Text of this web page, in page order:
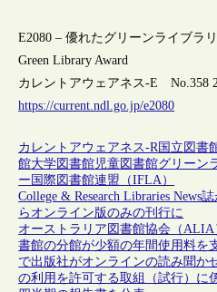
E2080 – 優れたグリーンライブラ
Green Library Award
カレントアウェアネス-E No.358
https://current.ndl.go.jp/e2080
カレントアウェアネス-R 国立図書
館大学図書館児童図書館グリーン
ー 国際図書館連盟（IFLA）
College & Research Libraries News
らオンライン版のみの刊行に
オーストラリア図書館協会（ALIA
書館の分館が少額の年間使用料を
で出版社がオンラインの読み聞か
の利用を許可する取組（試行）に